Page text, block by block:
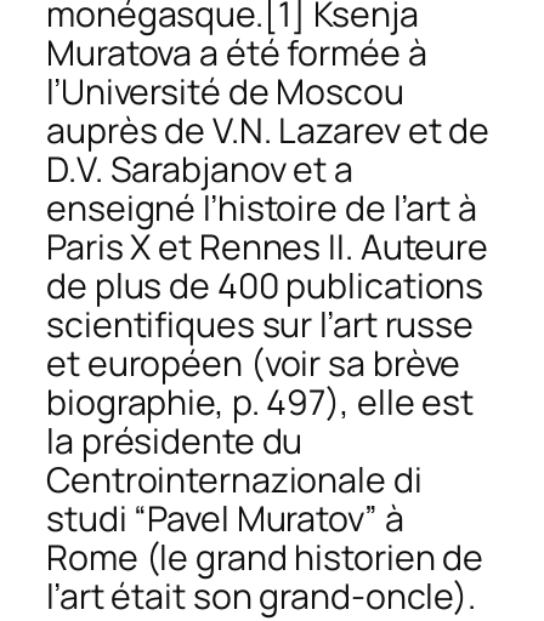
monégasque. [1] Ksenja
Muratova a été formée à
l’Université de Moscou
auprès de V.N. Lazarev et de
D.V. Sarabjanov et a
enseigné l’histoire de l’art à
Paris X et Rennes II. Auteure
de plus de 400 publications
scientifiques sur l’art russe
et européen (voir sa brève
biographie, p. 497), elle est
la présidente du
Centrointernazionale di
studi “Pavel Muratov” à
Rome (le grand historien de
l’art était son grand-oncle).